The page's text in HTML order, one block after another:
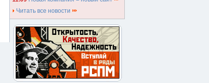
Читать все новости